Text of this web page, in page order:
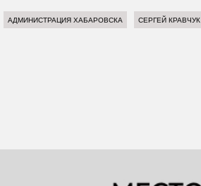
АДМИНИСТРАЦИЯ ХАБАРОВСКА СЕРГЕЙ КРАВЧУК